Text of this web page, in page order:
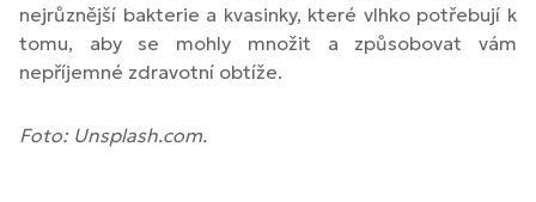
nejrůznější bakterie a kvasinky, které vlhko potřebují k
tomu, aby se mohly množit a způsobovat vám
nepříjemné zdravotní obtíže.
Foto: Unsplash.com.